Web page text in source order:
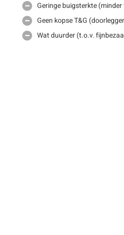
Geringe buigsterkte (minder
Geen kopse T&G
Wat duurder (t.o.v.